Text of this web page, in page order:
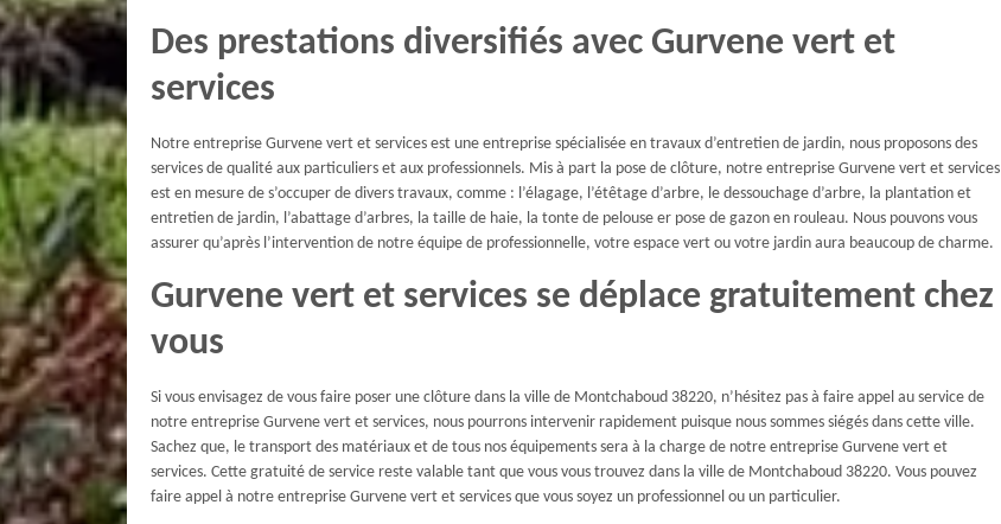
Des prestations diversifiés avec Gurvene vert et
services
Notre entreprise Gurvene vert et services est une entreprise spécialisée en travaux d’entretien de jardin, nous proposons des
services de qualité aux particuliers et aux professionnels. Mis à part la pose de clôture, notre entreprise Gurvene vert et services
est en mesure de s’occuper de divers travaux, comme : l’élagage, l’étêtage d’arbre, le dessouchage d’arbre, la plantation et
entretien de jardin, l’abattage d’arbres, la taille de haie, la tonte de pelouse er pose de gazon en rouleau. Nous pouvons vous
assurer qu’après l’intervention de notre équipe de professionnelle, votre espace vert ou votre jardin aura beaucoup de charme.
Gurvene vert et services se déplace gratuitement chez
vous
Si vous envisagez de vous faire poser une clôture dans la ville de Montchaboud 38220, n’hésitez pas à faire appel au service de
notre entreprise Gurvene vert et services, nous pourrons intervenir rapidement puisque nous sommes siégés dans cette ville.
Sachez que, le transport des matériaux et de tous nos équipements sera à la charge de notre entreprise Gurvene vert et
services. Cette gratuité de service reste valable tant que vous vous trouvez dans la ville de Montchaboud 38220. Vous pouvez
faire appel à notre entreprise Gurvene vert et services que vous soyez un professionnel ou un particulier.